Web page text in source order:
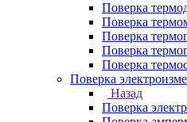
Поверка
Поверка
Поверка
Поверка
Поверка
Поверка
Назад
Поверка